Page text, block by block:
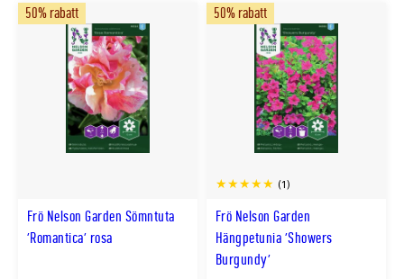
Frö Nelson Garden Sömntuta
'Romantica' rosa
50% rabatt
Frö Nelson Garden
Hängpetunia 'Showers
Burgundy'
(1)
50% rabatt